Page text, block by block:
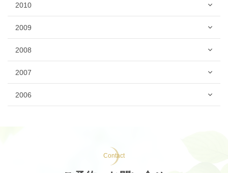
2010
2009
2008
2007
2006
Contact